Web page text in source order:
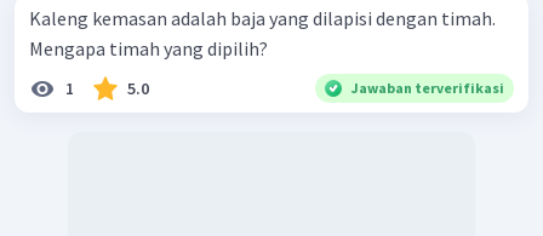
Kaleng kemasan adalah baja yang dilapisi dengan timah.
Mengapa timah yang dipilih?
1 5.0 Jawaban terverifikasi